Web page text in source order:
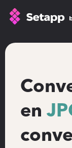
GPTs for Mac
How Setapp
All apps
Blogen